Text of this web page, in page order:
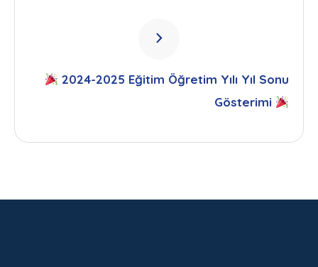
2024-2025 Eğitim Öğretim Yılı Yıl Sonu
Gösterimi